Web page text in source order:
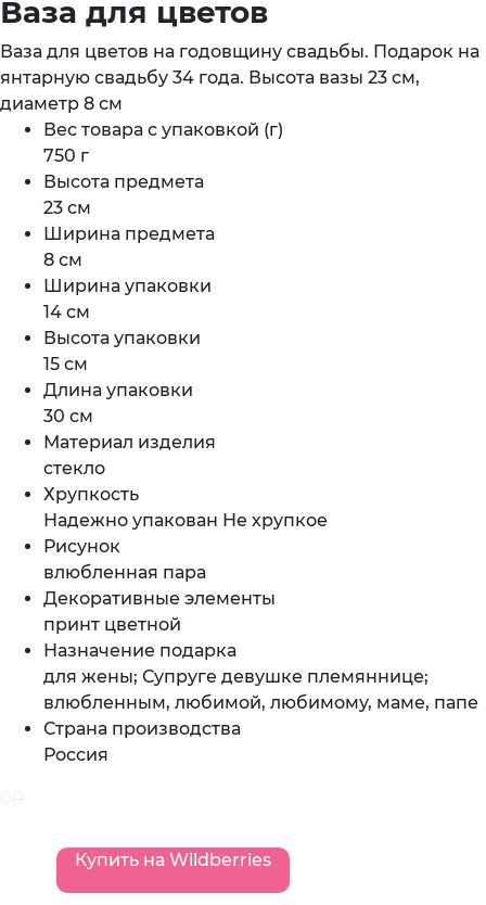
Ваза для цветов
Ваза для цветов на годовщину свадьбы. Подарок на
янтарную свадьбу 34 года. Высота вазы 23 см,
диаметр 8 см
Вес товара с упаковкой (г)
750 г
Высота предмета
23 см
Ширина предмета
8 см
Ширина упаковки
14 см
Высота упаковки
15 см
Длина упаковки
30 см
Материал изделия
стекло
Хрупкость
Надежно упакован Не хрупкое
Рисунок
влюбленная пара
Декоративные элементы
принт цветной
Назначение подарка
для жены; Супруге девушке племяннице;
влюбленным, любимой, любимому, маме, папе
Страна производства
Россия
0
Купить на Wildberries